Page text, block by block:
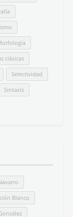
clásicas
Selectividad
Sintaxis
Blanco